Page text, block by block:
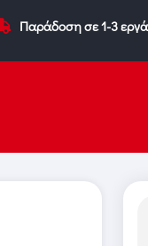
Παράδοση σε 1-3